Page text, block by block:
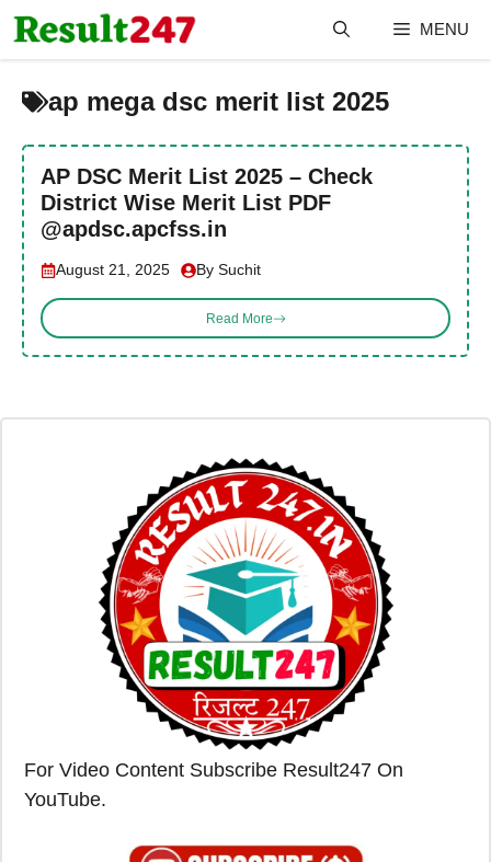
Skip
to
MENU
ap mega dsc merit list 2025
AP DSC Merit List 2025 – Check
District Wise Merit List PDF
@apdsc.apcfss.in
August 21, 2025 By Suchit
Read More
For Video Content Subscribe Result247 On
YouTube.